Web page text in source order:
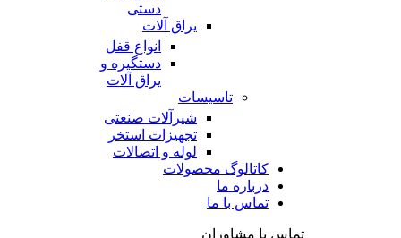
دستی
یراق آلات
انواع قفل
دستگیره و
یراق آلات
تاسیسات
شیرآلات صنعتی
تجهیزات استخر
لوله و اتصالات
کاتالوگ محصولات
درباره ما
تماس با ما
تماس با مشاوران